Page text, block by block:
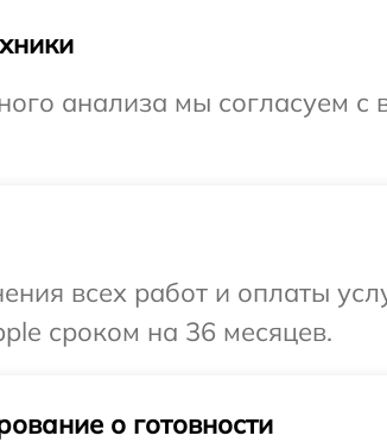
анализа мы согласуем
всех работ и оплаты
сроком на 36 месяцев.
о готовности